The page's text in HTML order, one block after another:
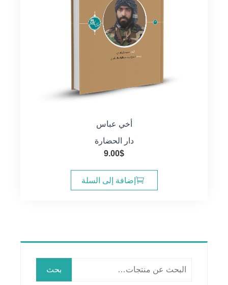
أخي عباس
دار الحضارة
9.00$
إضافة إلى السلة
بحث